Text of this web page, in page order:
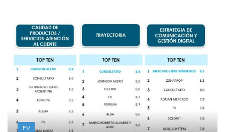
FV
Hablemos...
Solo tenes que decirme: Hola